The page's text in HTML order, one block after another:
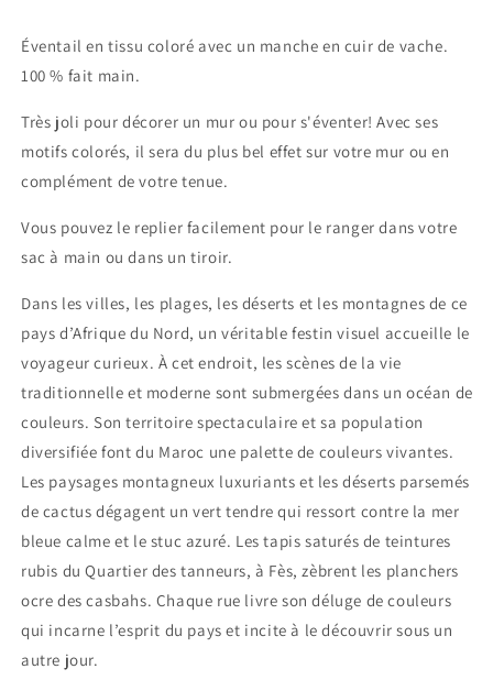
Éventail en tissu coloré avec un manche en cuir de vache.
100 % fait main.
Très joli pour décorer un mur ou pour s'éventer! Avec ses
motifs colorés, il sera du plus bel effet sur votre mur ou en
complément de votre tenue.
Vous pouvez le replier facilement pour le ranger dans votre
sac à main ou dans un tiroir.
Dans les villes, les plages, les déserts et les montagnes de ce
pays d’Afrique du Nord, un véritable festin visuel accueille le
voyageur curieux. À cet endroit, les scènes de la vie
traditionnelle et moderne sont submergées dans un océan de
couleurs. Son territoire spectaculaire et sa population
diversifiée font du Maroc une palette de couleurs vivantes.
Les paysages montagneux luxuriants et les déserts parsemés
de cactus dégagent un vert tendre qui ressort contre la mer
bleue calme et le stuc azuré. Les tapis saturés de teintures
rubis du Quartier des tanneurs, à Fès, zèbrent les planchers
ocre des casbahs. Chaque rue livre son déluge de couleurs
qui incarne l’esprit du pays et incite à le découvrir sous un
autre jour.